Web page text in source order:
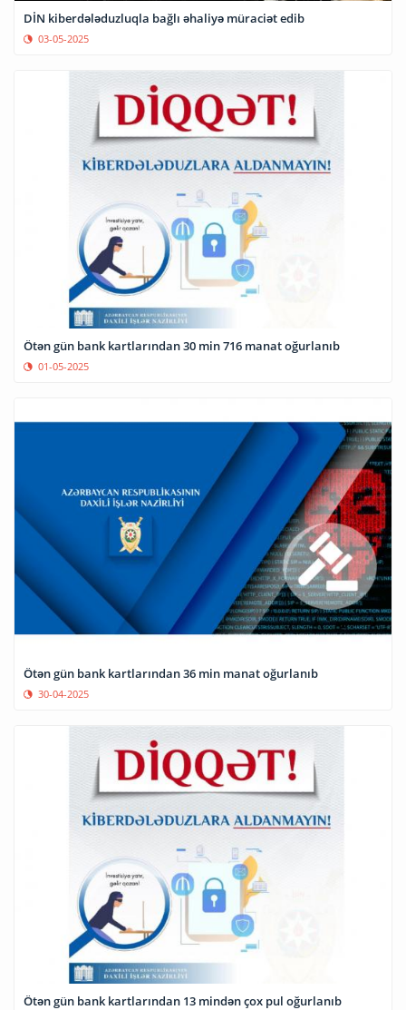
DİN kiberdələduzluqla bağlı əhaliyə müraciət edib
03-05-2025
Ötən gün bank kartlarından 30 min 716 manat oğurlanıb
01-05-2025
Ötən gün bank kartlarından 36 min manat oğurlanıb
30-04-2025
Ötən gün bank kartlarından 13 mindən çox pul oğurlanıb